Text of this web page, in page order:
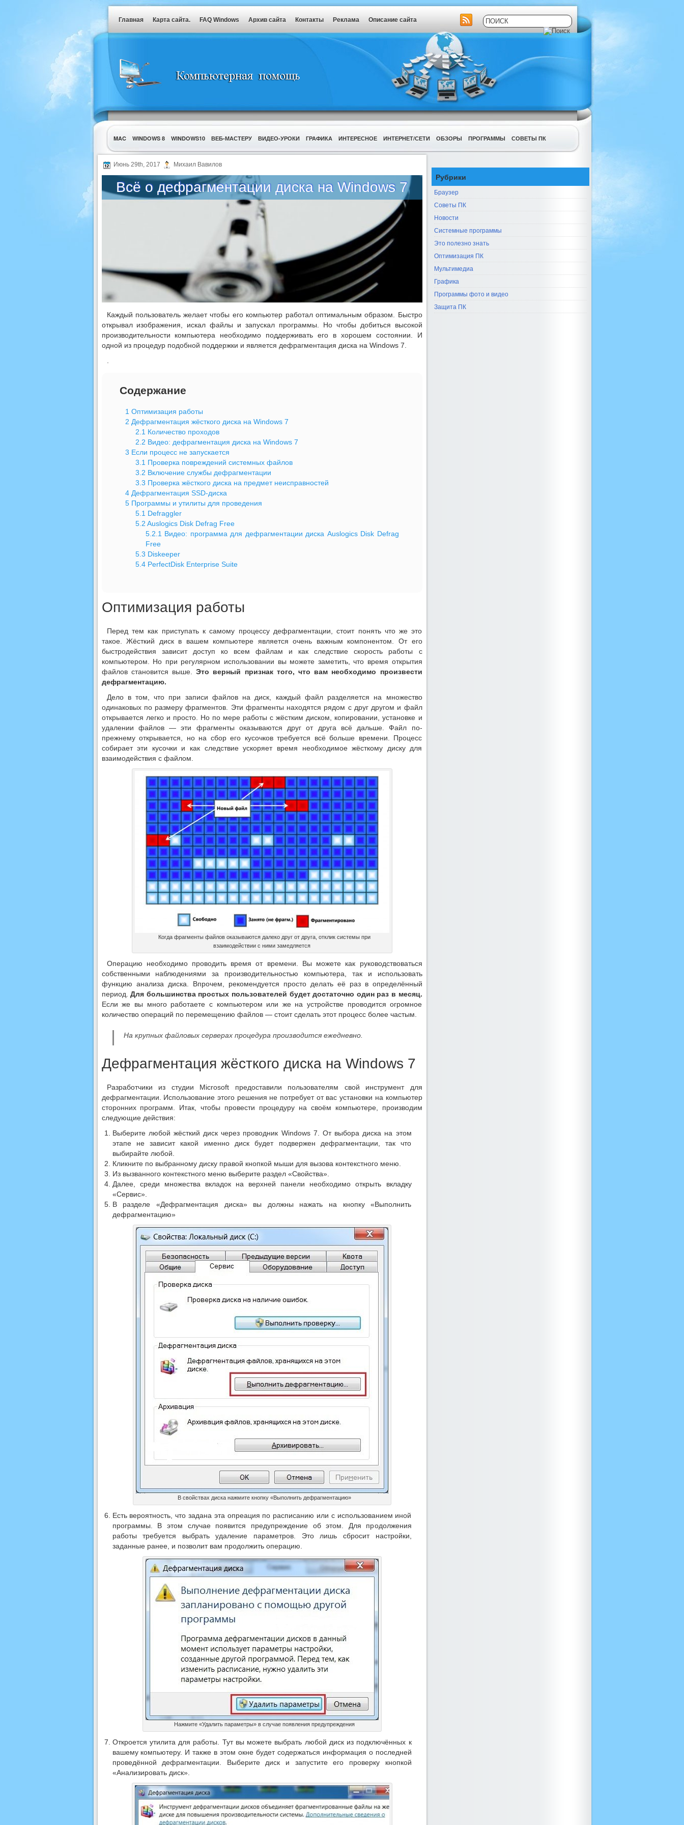
Главная Карта сайта. FAQ Windows Архив сайта Контакты Реклама Описание сайта
MAC WINDOWS 8 WINDOWS10 ВЕБ-МАСТЕРУ ВИДЕО-УРОКИ ГРАФИКА ИНТЕРЕСНОЕ ИНТЕРНЕТ/СЕТИ ОБЗОРЫ ПРОГРАММЫ СОВЕТЫ ПК
УТИЛИТЫ
Июнь 29th, 2017 Михаил Вавилов
Всё о дефрагментации диска на Windows 7
Каждый пользователь желает чтобы его компьютер работал оптимальным образом. Быстро
открывал изображения, искал файлы и запускал программы. Но чтобы добиться высокой
производительности компьютера необходимо поддерживать его в хорошем состоянии. И
одной из процедур подобной поддержки и является дефрагментация диска на Windows 7.
Содержание
1 Оптимизация работы
2 Дефрагментация жёсткого диска на Windows 7
2.1 Количество проходов
2.2 Видео: дефрагментация диска на Windows 7
3 Если процесс не запускается
3.1 Проверка повреждений системных файлов
3.2 Включение службы дефрагментации
3.3 Проверка жёсткого диска на предмет неисправностей
4Дефрагментация SSD-диска
5Программы и утилиты для проведения
5.1 Defraggler
5.2 Auslogics Disk Defrag Free
5.2.1 Видео: программа для дефрагментации диска Auslogics Disk Defrag
Free
5.3 Diskeeper
5.4PerfectDisk Enterprise Suite
Оптимизация работы
Перед тем как приступать к самому процессу дефрагментации, стоит понять что же это
такое. Жёсткий диск в вашем компьютере является очень важным компонентом. От его
быстродействия зависит доступ ко всем файлам и как следствие скорость работы с
компьютером. Но при регулярном использовании вы можете заметить, что время открытия
файлов становится выше.Это верный признак того, что вам необходимо произвести
дефрагментацию.
Дело в том, что при записи файлов на диск, каждый файл разделяется на множество
одинаковых по размеру фрагментов. Эти фрагменты находятся рядом с друг другом и файл
открывается легко и просто. Но по мере работы с жёстким диском, копировании, установке и
удалении файлов — эти фрагменты оказываются друг от друга всё дальше. Файл по-
прежнему открывается, но на сбор его кусочков требуется всё больше времени. Процесс
собирает эти кусочки и как следствие ускоряет время необходимое жёсткому диску для
взаимодействия с файлом.
Когда фрагменты файлов оказываются далеко друг от друга, отклик системы при
взаимодействии с ними замедляется
Операцию необходимо проводить время от времени. Вы можете как руководствоваться
собственными наблюдениями за производительностью компьютера, так и использовать
функцию анализа диска. Впрочем, рекомендуется просто делать её раз в определённый
период.Для большинства простых пользователей будет достаточно один раз в месяц.
Если же вы много работаете с компьютером или же на устройстве проводится огромное
количество операций по перемещению файлов — стоит сделать этот процесс более частым.
На крупных файловых серверах процедура производится ежедневно.
Дефрагментация жёсткого диска на Windows 7
Разработчики из студии Microsoft предоставили пользователям свой инструмент для
дефрагментации. Использование этого решения не потребует от вас установки на компьютер
сторонних программ. Итак, чтобы провести процедуру на своём компьютере, производим
следующие действия:
Выберите любой жёсткий диск через проводник Windows 7. От выбора диска на этом
этапе не зависит какой именно диск будет подвержен дефрагментации, так что
выбирайте любой.
Кликните по выбранному диску правой кнопкой мыши для вызова контекстного меню.
Из вызванного контекстного меню выберите раздел «Свойства».
Далее, среди множества вкладок на верхней панели необходимо открыть вкладку
«Сервис».
В разделе «Дефрагментация диска» вы должны нажать на кнопку «Выполнить
дефрагментацию»
В свойствах диска нажмите кнопку «Выполнить дефрагментацию»
Есть вероятность, что задана эта опреация по расписанию или с использованием иной
программы. В этом случае появится предупреждение об этом. Для продолжения
работы требуется выбрать удаление параметров. Это лишь сбросит настройки,
заданные ранее, и позволит вам продолжить операцию.
Нажмите «Удалить параметры» в случае появления предупреждения
Откроется утилита для работы. Тут вы можете выбрать любой диск из подключённых к
вашему компьютеру. И также в этом окне будет содержаться информация о последней
проведённой дефрагментации. Выберите диск и запустите его проверку кнопкой
«Анализировать диск».
Рубрики
Браузер
Советы ПК
Новости
Системные программы
Это полезно знать
Оптимизация ПК
Мультимедиа
Графика
Программы фото и видео
Защита ПК